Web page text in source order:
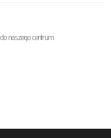
do naszego centrum.